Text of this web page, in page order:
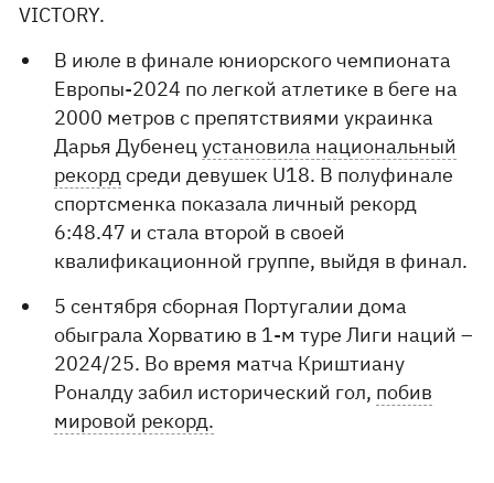
VICTORY.
В июле в финале юниорского чемпионата
Европы-2024 по легкой атлетике в беге на
2000 метров с препятствиями украинка
Дарья Дубенецустановила национальный
рекордсреди девушек U18. В полуфинале
спортсменка показала личный рекорд
6:48.47 и стала второй в своей
квалификационной группе, выйдя в финал.
5 сентября сборная Португалии дома
обыграла Хорватию в 1-м туре Лиги наций –
2024/25. Во время матча Криштиану
Роналду забил исторический гол, побив
мировой рекорд.